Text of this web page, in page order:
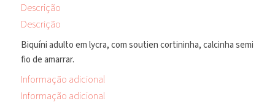
Descrição
Descrição
Biquíni adulto em lycra, com soutien cortininha, calcinha semi
fio de amarrar.
Informação adicional
Informação adicional